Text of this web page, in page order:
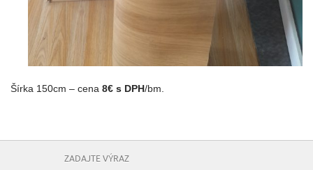
Šírka 150cm – cena 8€ s DPH/bm.
ZADAJTE VÝRAZ